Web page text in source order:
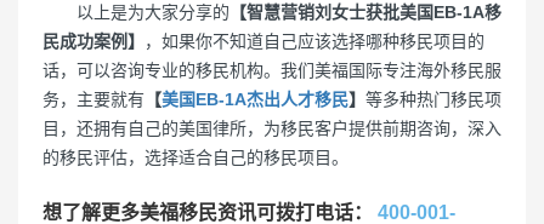
以上是为大家分享的 【智慧营销刘女士获批美国EB-1A移
民成功案例】
，如果你不知道自己应该选择哪种移民项目的
话，可以咨询专业的移民机构。我们美福国际专注海外移民服
务，主要就有 【美国EB-1A杰出人才移民】 等多种热门移民项
目，还拥有自己的美国律所，为移民客户提供前期咨询，深入
的移民评估，选择适合自己的移民项目。
想了解更多美福移民资讯可拨打电话： 400-001-